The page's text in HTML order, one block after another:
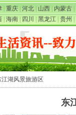
重庆 河北 山西 内蒙古
海南 四川 黑龙江 贵州
江湖风景旅游区
东